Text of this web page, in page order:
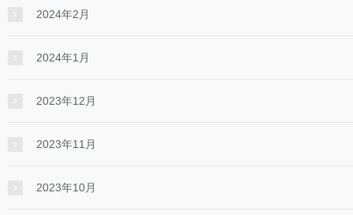
2024年2月
2024年1月
2023年12月
2023年11月
2023年10月